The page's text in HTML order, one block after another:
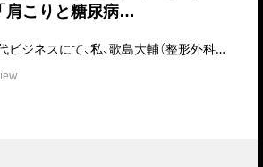
「肩こりと糖尿病…
2025年4月22日、現代ビジネスにて、私、歌島大輔（整形外科医／日本整形外科学会認定スポーツ医）の…